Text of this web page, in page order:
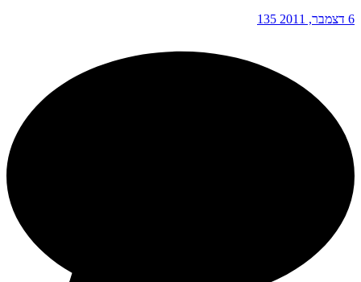
6 דצמבר, 2011 135